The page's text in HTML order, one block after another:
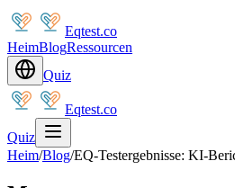
Eqtest.co
HeimBlogRessourcen
Quiz
Eqtest.co
Quiz
Heim/Blog/EQ-Testergebnisse: KI-